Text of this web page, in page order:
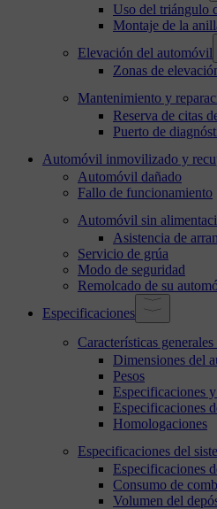
Uso del triángulo
Montaje de la
Elevación del automóvil
Zonas de
Mantenimiento y
Reserva de citas
Puerto de
Automóvil inmovilizado y
Automóvil dañado
Fallo de funcionamiento
Automóvil sin
Asistencia de
Servicio de grúa
Modo de seguridad
Remolcado de su
Especificaciones
Características
Dimensiones del
Pesos
Especificaciones
Especificaciones
Homologaciones
Especificaciones del
Especificaciones
Consumo de
Volumen del